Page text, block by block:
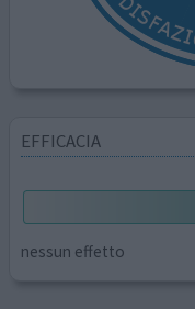
EFFICACIA
nessun effetto